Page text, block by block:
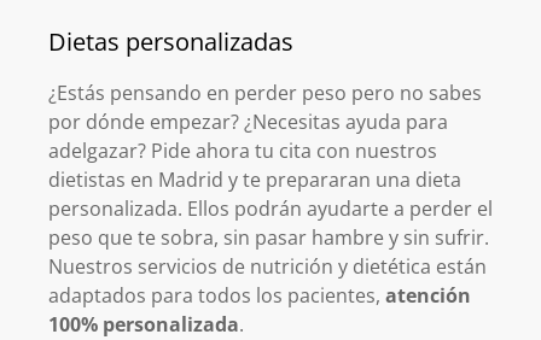
Dietas personalizadas
¿Estás pensando en perder peso pero no sabes
por dónde empezar? ¿Necesitas ayuda para
adelgazar? Pide ahora tu cita con nuestros
dietistas en Madrid y te prepararan una dieta
personalizada. Ellos podrán ayudarte a perder el
peso que te sobra, sin pasar hambre y sin sufrir.
Nuestros servicios de nutrición y dietética están
adaptados para todos los pacientes, atención
100% personalizada.